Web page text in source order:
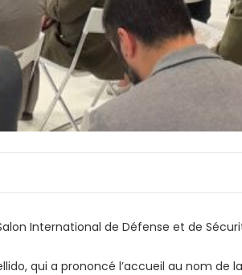
International de Défense et de Sécurité
qui a prononcé l’accueil au nom de